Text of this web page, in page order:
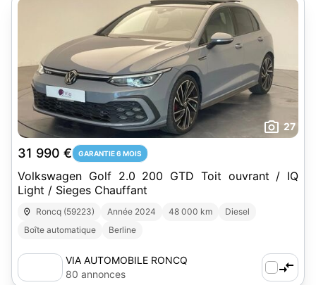
27
31 990 € GARANTIE 6 MOIS
Volkswagen Golf 2.0 200 GTD Toit ouvrant / IQ
Light / Sieges Chauffant
Roncq (59223) Année 2024 48 000 km
Diesel
Boîte automatique
Berline
VIA AUTOMOBILE RONCQ
80 annonces